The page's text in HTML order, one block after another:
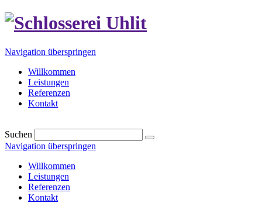
Navigation überspringen
Willkommen
Leistungen
Referenzen
Kontakt
Suchen
Navigation überspringen
Willkommen
Leistungen
Referenzen
Kontakt